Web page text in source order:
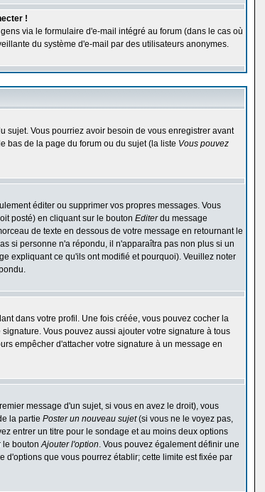
!
via le formulaire d'e-mail intégré au forum (dans le cas où
du système d'e-mail par des utilisateurs anonymes.
sujet. Vous pourriez avoir besoin de vous enregistrer avant
bas de la page du forum ou du sujet (la liste Vous pouvez
éditer ou supprimer vos propres messages. Vous
posté) en cliquant sur le bouton Editerdu message
de texte en dessous de votre message en retournant le
si personne n'a répondu, il n'apparaîtra pas non plus si un
expliquant ce qu'ils ont modifié et pourquoi). Veuillez noter
dans votre profil. Une fois créée, vous pouvez cocher la
Vous pouvez aussi ajouter votre signature à tous
empêcher d'attacher votre signature à un message en
message d'un sujet, si vous en avez le droit), vous
la partie Poster un nouveau sujet(si vous ne le voyez pas,
entrer un titre pour le sondage et au moins deux options
le boutonAjouter l'option. Vous pouvez également définir une
que vous pourrez établir; cette limite est fixée par